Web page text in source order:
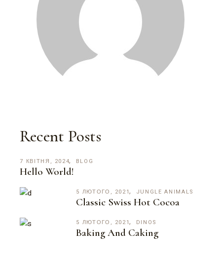
Recent Posts
7 КВІТНЯ, 2024 BLOG
Hello World!
5 ЛЮТОГО, 2021 JUNGLE ANIMALS
Classic Swiss Hot Cocoa
5 ЛЮТОГО, 2021 DINOS
Baking And Caking